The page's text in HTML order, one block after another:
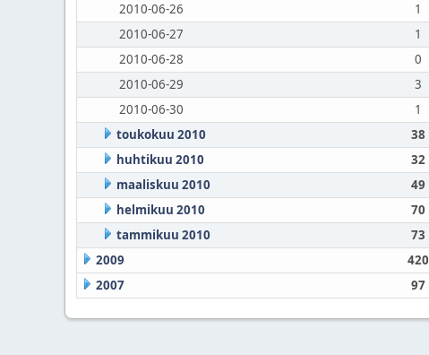
2010-06-26
1
2010-06-27
1
2010-06-28
0
2010-06-29
3
2010-06-30
1
toukokuu 2010
38
huhtikuu 2010
32
maaliskuu 2010
49
helmikuu 2010
70
tammikuu 2010
73
2009
420
2007
97